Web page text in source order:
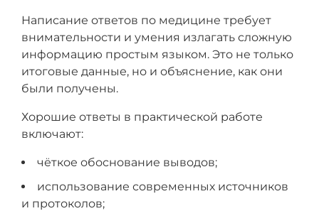
Написание ответов по медицине требует
внимательности и умения излагать сложную
информацию простым языком. Это не только
итоговые данные, но и объяснение, как они
были получены.
Хорошие ответы в практической работе
включают:
чёткое обоснование выводов;
использование современных источников
и протоколов;